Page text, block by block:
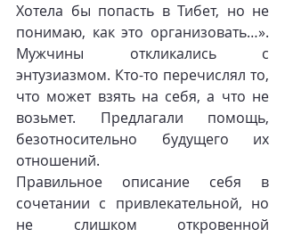
Хотела бы попасть в Тибет, но не
понимаю, как это организовать…».
Мужчины откликались с
энтузиазмом. Кто-то перечислял то,
что может взять на себя, а что не
возьмет. Предлагали помощь,
безотносительно будущего их
отношений.
Правильное описание себя в
сочетании с привлекательной, но
не слишком откровенной